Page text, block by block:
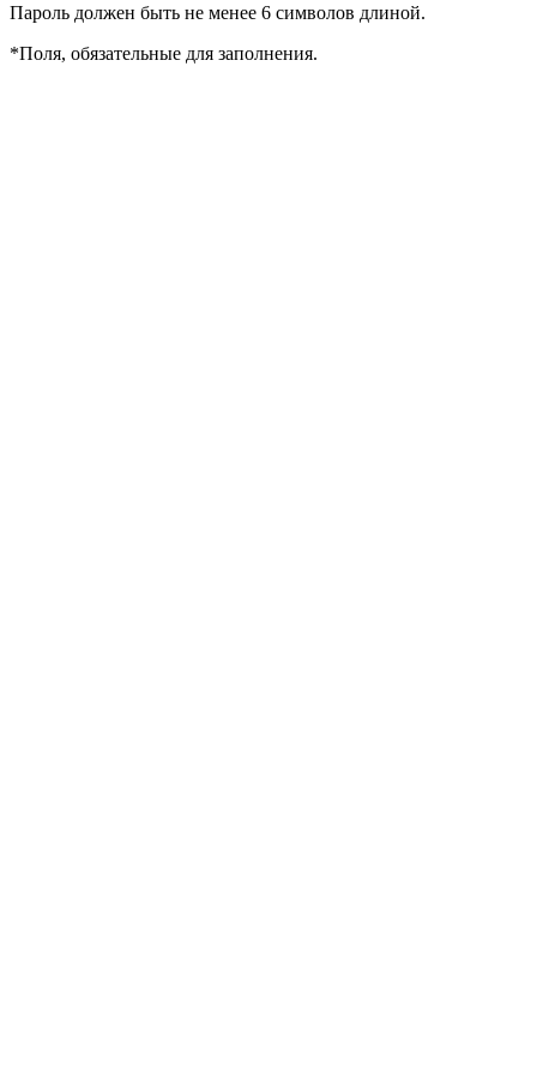
Пароль должен быть не менее 6 символов длиной.
*Поля, обязательные для заполнения.